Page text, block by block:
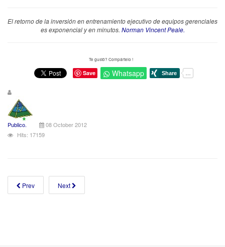
El retorno de la inversión en entrenamiento ejecutivo de equipos gerenciales
es exponencial y en minutos. Norman Vincent Peale.
Te gustó? Compártelo !
Save Whatsapp
Publico.
08 October 2012
Hits: 17159
Prev Next